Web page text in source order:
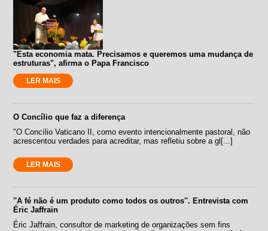
"Esta economia mata. Precisamos e queremos uma mudança de
estruturas", afirma o Papa Francisco
LER MAIS
O Concílio que faz a diferença
"O Concílio Vaticano II, como evento intencionalmente pastoral, não
acrescentou verdades para acreditar, mas refletiu sobre a gl[...]
LER MAIS
''A fé não é um produto como todos os outros''. Entrevista com
Éric Jaffrain
Éric Jaffrain, consultor de marketing de organizações sem fins